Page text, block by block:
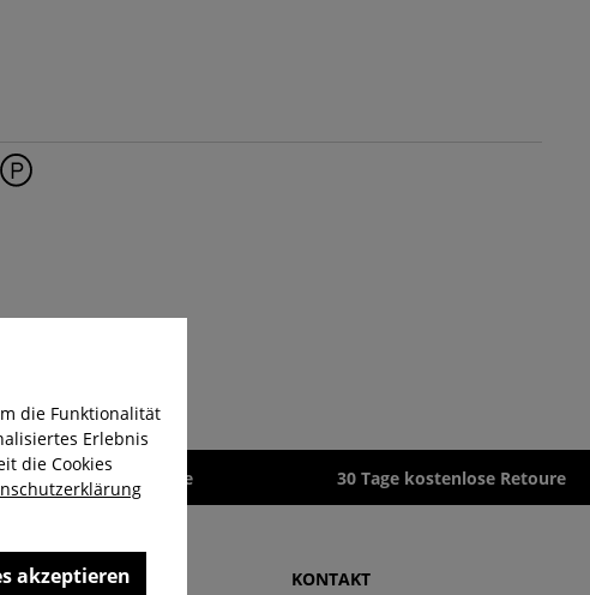
Lieferzeit 1-3 Werktage 30 Tage kostenlose Retoure
& FAQ KONTAKT
die Funktionalität
Erlebnis
die Cookies
akzeptieren